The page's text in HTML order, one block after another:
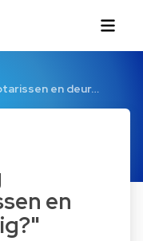
en deur…
en